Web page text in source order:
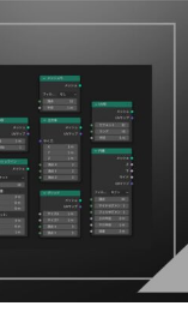
ようになって
のを楽しみ